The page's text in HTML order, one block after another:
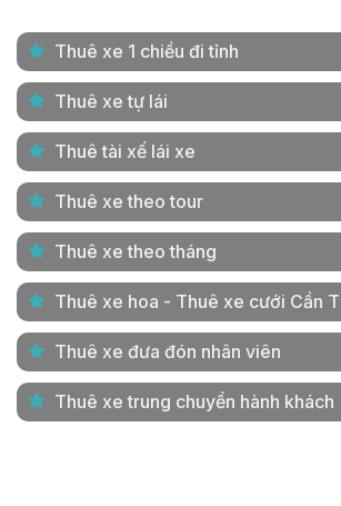
Thuê xe 1 chiều đi tỉnh
Thuê xe tự lái
Thuê tài xế lái xe
Thuê xe theo tour
Thuê xe theo tháng
Thuê xe hoa - Thuê xe cưới Cần
Thuê xe đưa đón nhân viên
Thuê xe trung chuyển hành khách